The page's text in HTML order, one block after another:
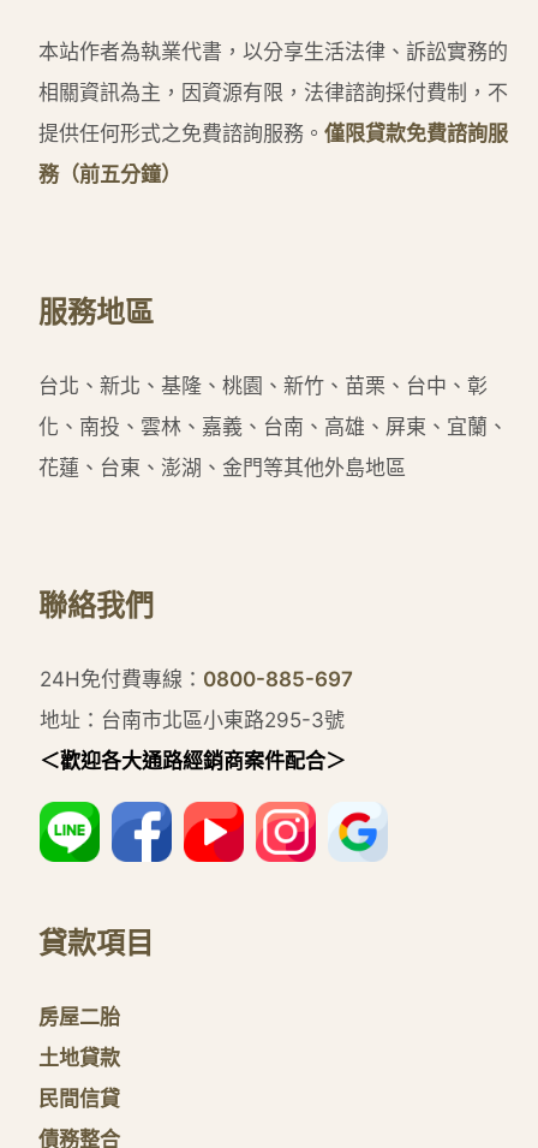
本站作者為執業代書，以分享生活法律、訴訟實務的
相關資訊為主，因資源有限，法律諮詢採付費制，不
提供任何形式之免費諮詢服務。 僅限貸款免費諮詢服
務（前五分鐘）
服務地區
台北、新北、基隆、桃園、新竹、苗栗、台中、彰
化、南投、雲林、嘉義、台南、高雄、屏東、宜蘭、
花蓮、台東、澎湖、金門等其他外島地區
聯絡我們
24H免付費專線： 0800-885-697
地址：台南市北區小東路295-3號
＜歡迎各大通路經銷商案件配合＞
貸款項目
房屋二胎
土地貸款
民間信貸
債務整合